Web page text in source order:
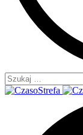
Szukaj: